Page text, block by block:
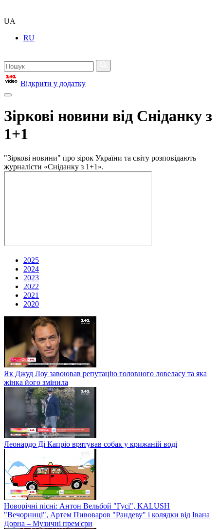
UA
RU
Відкрити у додатку
Зіркові новини від Сніданку з
1+1
"Зіркові новини" про зірок України та світу розповідають
журналісти «Сніданку з 1+1».
2025
2024
2023
2022
2021
2020
Як Джуд Лоу завоював репутацію головного ловеласу та яка
жінка його змінила
Леонардо Ді Капріо врятував собак у крижаній воді
Новорічні пісні: Антон Вельбой "Гусі", KALUSH
"Вечорниці", Артем Пивоваров "Рандеву" і колядки від Івана
Дорна – Музичні прем'єри